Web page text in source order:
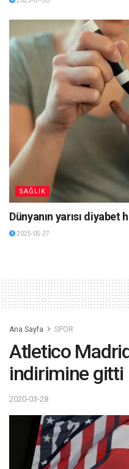
SAĞLIK
Dünyanın yarısı diyabet
2025-05-27
Ana Sayfa SPOR
Atletico
indirimine gitti
2020-03-28